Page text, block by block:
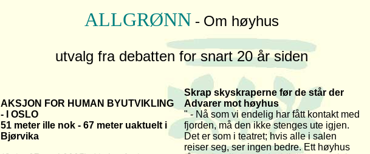
ALLGRØNN - Om høyhus
utvalg fra debatten for snart 20 år siden
AKSJON FOR HUMAN BYUTVIKLING
- I OSLO
51 meter ille nok - 67 meter uaktuelt i
Bjørvika
Skrap skyskraperne før de står der
Advarer mot høyhus
" - Nå som vi endelig har fått kontakt med
fjorden, må den ikke stenges ute igjen.
Det er som i teatret; hvis alle i salen
reiser seg, ser ingen bedre. Ett høyhus